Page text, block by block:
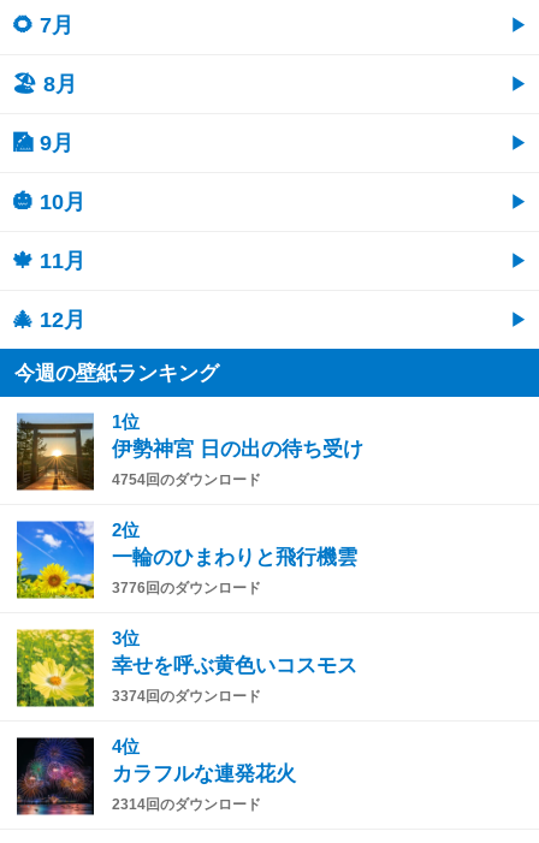
🌻 7月
🏖 8月
🎑 9月
🎃 10月
🍁 11月
🎄 12月
今週の壁紙ランキング
1位
伊勢神宮 日の出の待ち受け
4754回のダウンロード
2位
一輪のひまわりと飛行機雲
3776回のダウンロード
3位
幸せを呼ぶ黄色いコスモス
3374回のダウンロード
4位
カラフルな連発花火
2314回のダウンロード